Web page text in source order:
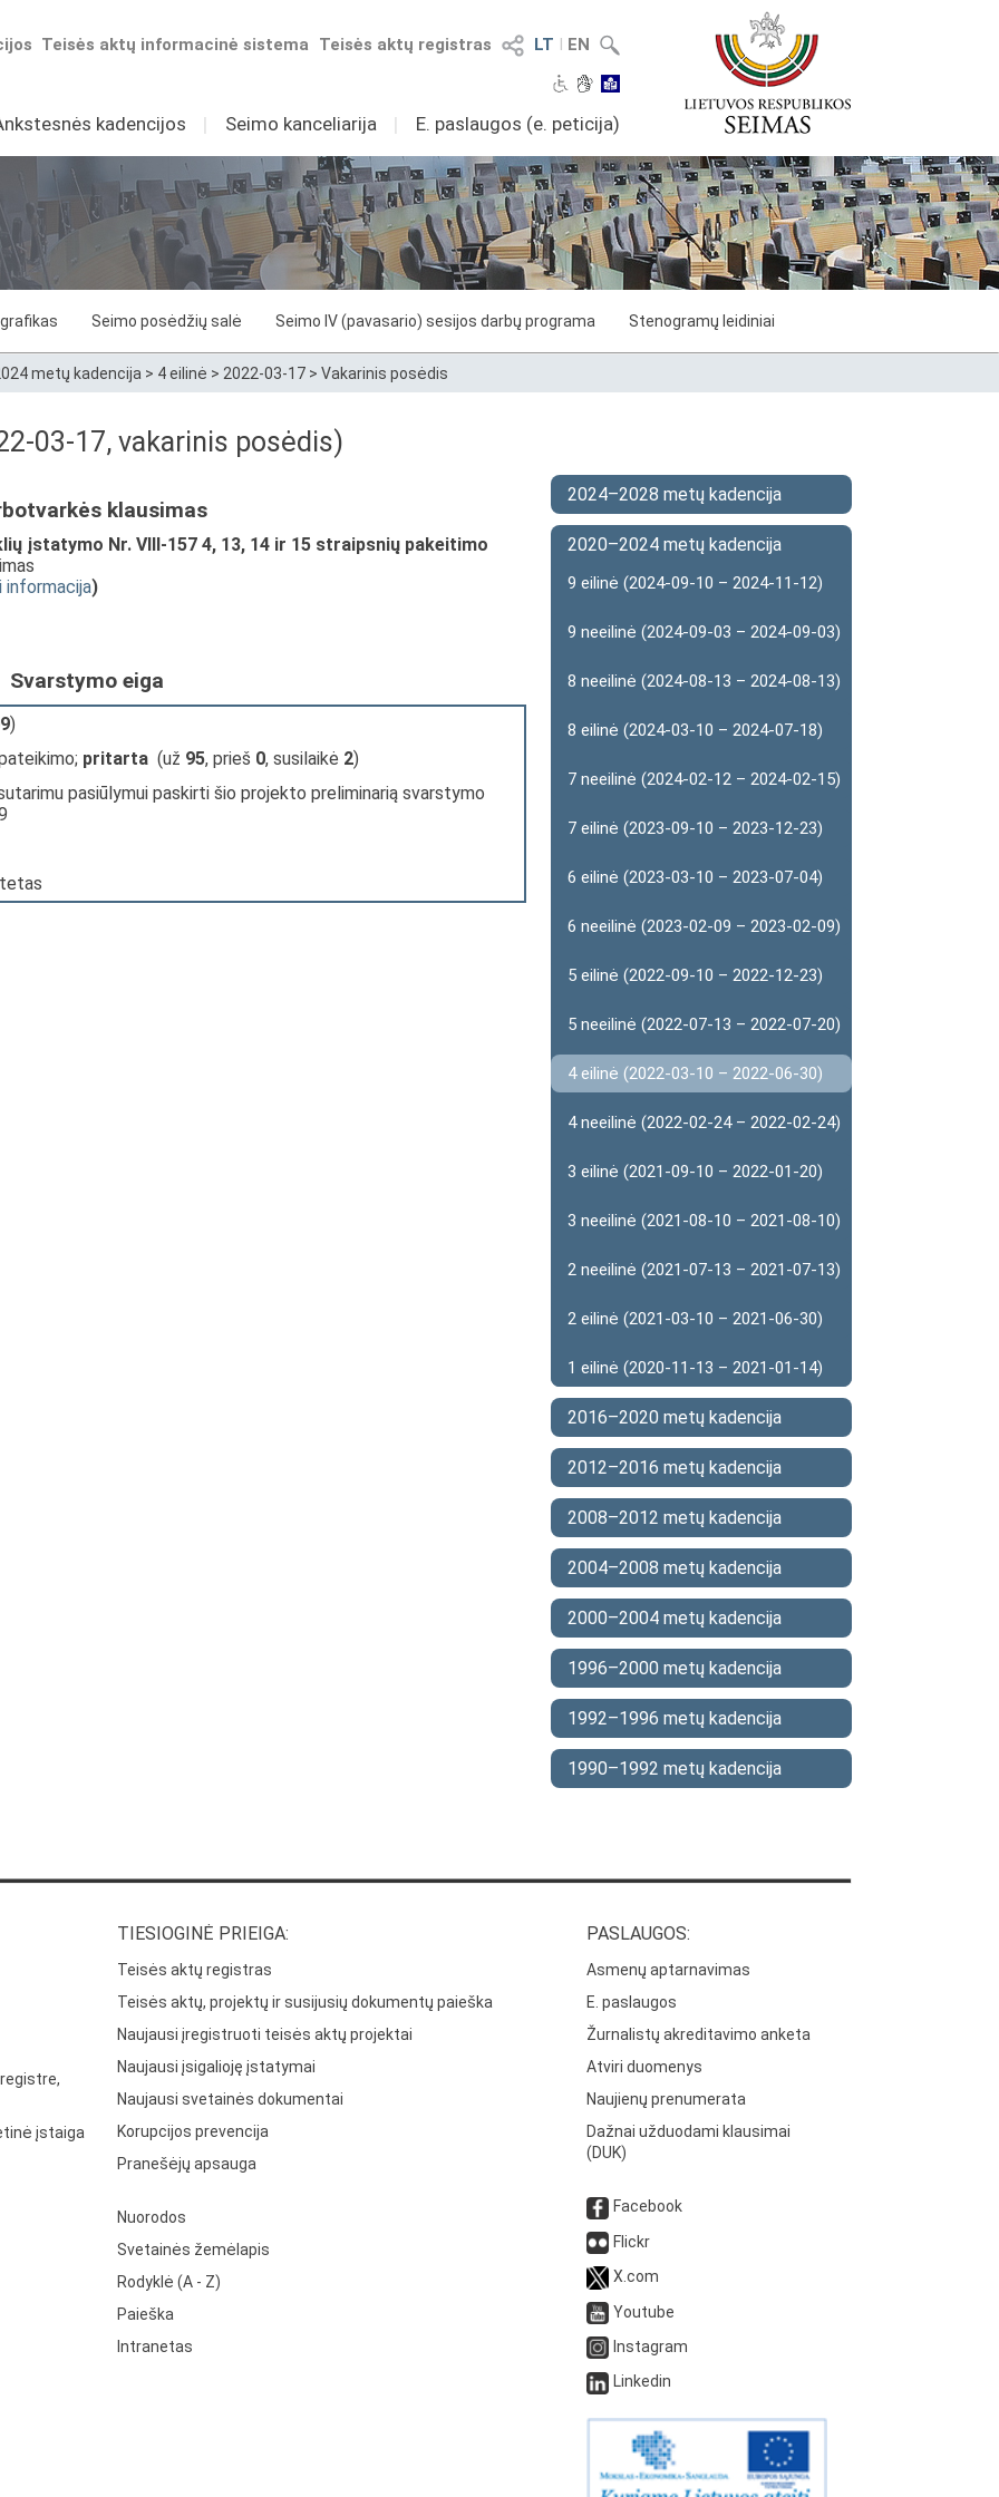
LT I EN
Teisės aktų registras
Teisės aktų informacinė sistema
kadencijos I Seimo kanceliarija I E. paslaugos (e. peticija)
grafikas Seimo posėdžių salė Seimo IV (pavasario) sesijos darbų programa Stenogramų leidiniai
metų kadencija > 4 eilinė > 2022-03-17 > Vakarinis posėdis
03-17, vakarinis posėdis)
klausimas
įstatymo Nr. VIII-157 4, 13, 14 ir 15 straipsnių pakeitimo
informacija)
Svarstymo eiga
)
pritarta (už 95, prieš 0, susilaikė 2)
pasiūlymui paskirti šio projekto preliminarią svarstymo
2024–2028 metų kadencija
2020–2024 metų kadencija
9 eilinė (2024-09-10 – 2024-11-12)
9 neeilinė (2024-09-03 – 2024-09-03)
8 neeilinė (2024-08-13 – 2024-08-13)
8 eilinė (2024-03-10 – 2024-07-18)
7 neeilinė (2024-02-12 – 2024-02-15)
7 eilinė (2023-09-10 – 2023-12-23)
6 eilinė (2023-03-10 – 2023-07-04)
6 neeilinė (2023-02-09 – 2023-02-09)
5 eilinė (2022-09-10 – 2022-12-23)
5 neeilinė (2022-07-13 – 2022-07-20)
4 eilinė (2022-03-10 – 2022-06-30)
4 neeilinė (2022-02-24 – 2022-02-24)
3 eilinė (2021-09-10 – 2022-01-20)
3 neeilinė (2021-08-10 – 2021-08-10)
2 neeilinė (2021-07-13 – 2021-07-13)
2 eilinė (2021-03-10 – 2021-06-30)
1 eilinė (2020-11-13 – 2021-01-14)
2016–2020 metų kadencija
2012–2016 metų kadencija
2008–2012 metų kadencija
2004–2008 metų kadencija
2000–2004 metų kadencija
1996–2000 metų kadencija
1992–1996 metų kadencija
1990–1992 metų kadencija
įstaiga
TIESIOGINĖ PRIEIGA:
Teisės aktų registras
Teisės aktų, projektų ir susijusių dokumentų paieška
Naujausi įregistruoti teisės aktų projektai
Naujausi įsigalioję įstatymai
Naujausi svetainės dokumentai
Korupcijos prevencija
Pranešėjų apsauga
Nuorodos
Svetainės žemėlapis
Rodyklė (A - Z)
Paieška
Intranetas
PASLAUGOS:
Asmenų aptarnavimas
E. paslaugos
Žurnalistų akreditavimo anketa
Atviri duomenys
Naujienų prenumerata
Dažnai užduodami klausimai
(DUK)
Facebook
Flickr
X.com
Youtube
Instagram
Linkedin